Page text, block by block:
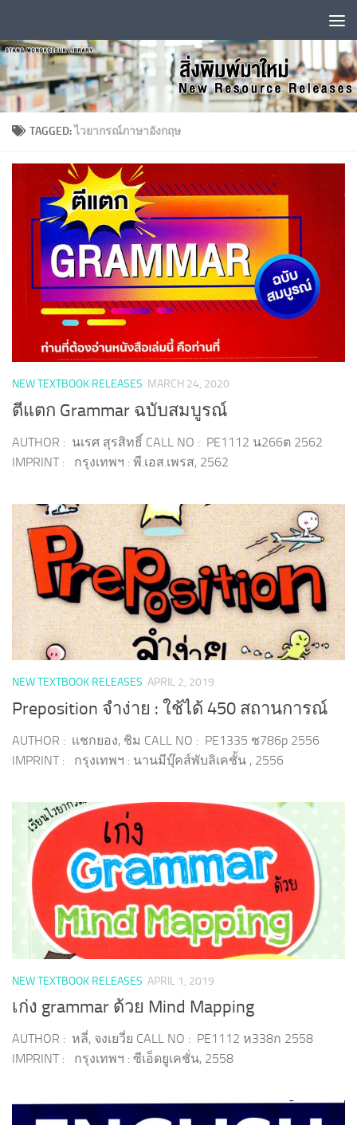
TAGGED:ไวยากรณ์ภาษาอังกฤษ
NEW TEXTBOOK RELEASES MARCH 24, 2020
ตีแตก Grammar ฉบับสมบูรณ์
AUTHOR : นเรศ สุรสิทธิ์ CALL NO : PE1112 น266ต 2562
IMPRINT : กรุงเทพฯ : พี.เอส.เพรส, 2562
NEW TEXTBOOK RELEASES APRIL 2, 2019
Preposition จำง่าย : ใช้ได้ 450 สถานการณ์
AUTHOR : เเชกยอง, ชิม CALL NO : PE1335 ช786p 2556
IMPRINT : กรุงเทพฯ : นานมีบุ๊คส์พับลิเคชั้น , 2556
NEW TEXTBOOK RELEASES APRIL 1, 2019
เก่ง grammar ด้วย Mind Mapping
AUTHOR : หลี่, จงเยวี่ย CALL NO : PE1112 ห338ก 2558
IMPRINT : กรุงเทพฯ : ซีเอ็ดยูเคชั่น, 2558